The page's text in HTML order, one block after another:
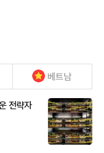
베트남
전략자